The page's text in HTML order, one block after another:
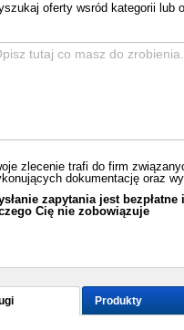
oferty wsród kategorii lub
zlecenie trafi do firm
dokumentację oraz
zapytania jest bezpłatne
Cię nie zobowiązuje
Produkty